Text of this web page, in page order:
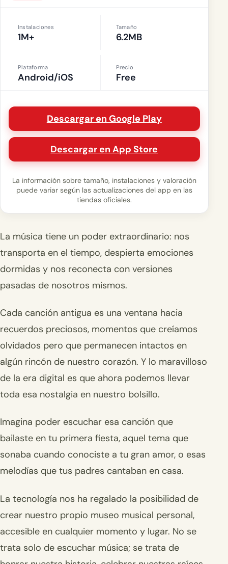
Instalaciones
1M+
Tamaño
6.2MB
Plataforma
Android/iOS
Precio
Free
Descargar en Google Play
Descargar en App Store
La información sobre tamaño, instalaciones y valoración
puede variar según las actualizaciones del app en las
tiendas oficiales.
La música tiene un poder extraordinario: nos
transporta en el tiempo, despierta emociones
dormidas y nos reconecta con versiones
pasadas de nosotros mismos.
Cada canción antigua es una ventana hacia
recuerdos preciosos, momentos que creíamos
olvidados pero que permanecen intactos en
algún rincón de nuestro corazón. Y lo maravilloso
de la era digital es que ahora podemos llevar
toda esa nostalgia en nuestro bolsillo.
Imagina poder escuchar esa canción que
bailaste en tu primera fiesta, aquel tema que
sonaba cuando conociste a tu gran amor, o esas
melodías que tus padres cantaban en casa.
La tecnología nos ha regalado la posibilidad de
crear nuestro propio museo musical personal,
accesible en cualquier momento y lugar. No se
trata solo de escuchar música; se trata de